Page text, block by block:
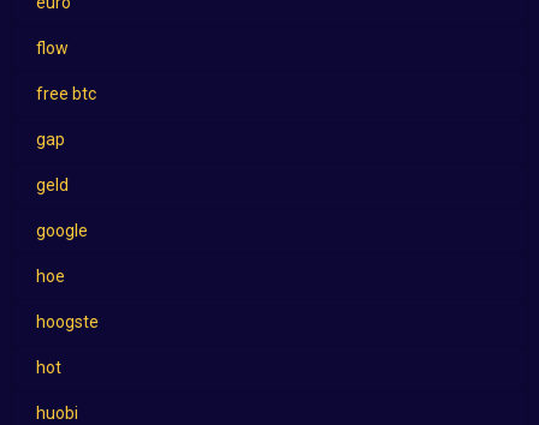
flow
free btc
gap
geld
google
hoe
hoogste
hot
huobi